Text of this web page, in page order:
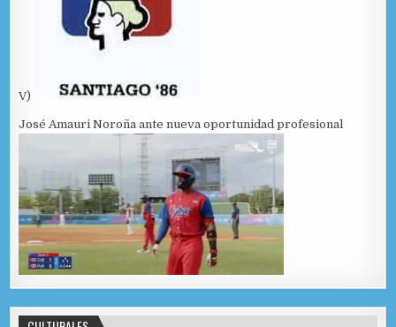
V)
José Amauri Noroña ante nueva oportunidad profesional